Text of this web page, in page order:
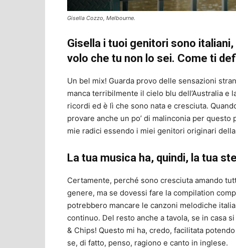
Gisella Cozzo, Melbourne.
Gisella i tuoi genitori sono
volo che tu non lo sei. Come ti
Un bel mix! Guarda provo delle sensazioni
manca terribilmente il cielo blu dell’Australia e
ricordi ed è lì che sono nata e cresciuta.
provare anche un po’ di malinconia per
mie radici essendo i miei genitori originari
La tua musica ha, quindi, la tua
Certamente, perché sono cresciuta amando
genere, ma se dovessi fare la compilation
potrebbero mancare le canzoni melodiche
continuo. Del resto anche a tavola, se in casa
& Chips! Questo mi ha, credo, facilitata
se, di fatto, penso, ragiono e canto in inglese.